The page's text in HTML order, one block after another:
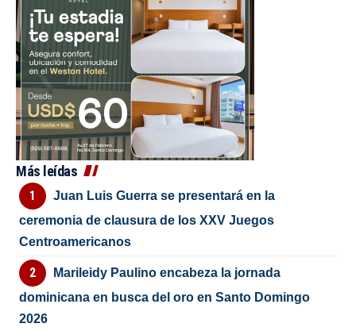
Más leídas
Juan Luis Guerra se presentará en la
ceremonia de clausura de los XXV Juegos
Centroamericanos
Marileidy Paulino encabeza la jornada
dominicana en busca del oro en Santo Domingo
2026